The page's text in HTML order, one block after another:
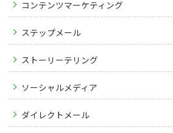
コンテンツマーケティング
ステップメール
ストーリーテリング
ソーシャルメディア
ダイレクトメール